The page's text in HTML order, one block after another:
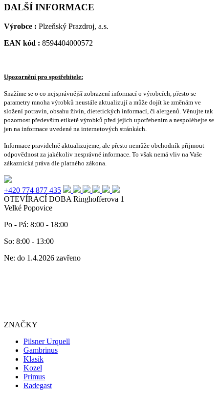
DALŠÍ INFORMACE
Výrobce : Plzeňský Prazdroj, a.s.
EAN kód : 8594404000572
Upozornění pro spotřebitele:
Snažíme se o co nejsprávnější zobrazení informací o výrobcích, přesto se
parametry mnoha výrobků neustále aktualizují a může dojít ke změnám ve
složení potravin, obsahu živin, dietetických informací, či alergenů. Věnujte tak
pozornost především etiketě výrobků před jejich upotřebením a nespoléhejte se
jen na informace uvedené na internetových stránkách.
Informace pravidelně aktualizujeme, ale přesto nemůže obchodník přijmout
odpovědnost za jakékoliv nesprávné informace. To však nemá vliv na Vaše
zákaznická práva dle platného zákona.
+420 774 877 435
OTEVÍRACÍ DOBA Ringhofferova 1
Velké Popovice
Po - Pá: 8:00 - 18:00
So: 8:00 - 13:00
Ne: do 1.4.2026 zavřeno
ZNAČKY
Pilsner Urquell
Gambrinus
Klasik
Kozel
Primus
Radegast